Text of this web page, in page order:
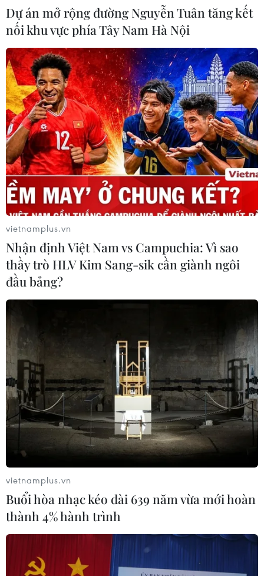
Dự án mở rộng đường Nguyễn Tuân tăng kết
nối khu vực phía Tây Nam Hà Nội
vietnamplus.vn
Nhận định Việt Nam vs Campuchia: Vì sao
thầy trò HLV Kim Sang-sik cần giành ngôi
đầu bảng?
vietnamplus.vn
Buổi hòa nhạc kéo dài 639 năm vừa mới hoàn
thành 4% hành trình